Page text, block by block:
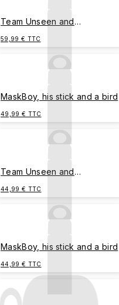
Team Unseen and
59,99 € TTC
MaskBoy, his stick and a bird
49,99 € TTC
Team Unseen and
44,99 € TTC
MaskBoy, his stick and a bird
44,99 € TTC